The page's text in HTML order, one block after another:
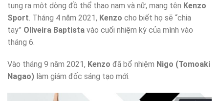
tung ra một dòng đồ thể thao nam và nữ, mang tên Kenzo
Sport . Tháng 4 năm 2021, Kenzo cho biết họ sẽ “chia
tay” Oliveira Baptista vào cuối nhiệm kỳ của mình vào
tháng 6.
Vào tháng 9 năm 2021, Kenzo đã bổ nhiệm Nigo (Tomoaki
Nagao) làm giám đốc sáng tạo mới.